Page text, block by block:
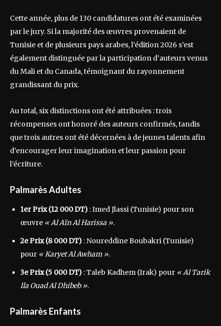
Cette année, plus de 130 candidatures ont été examinées
par le jury. Si la majorité des œuvres provenaient de
Tunisie et de plusieurs pays arabes, l’édition 2026 s’est
également distinguée par la participation d’auteurs venus
du Mali et du Canada, témoignant du rayonnement
grandissant du prix.
Au total, six distinctions ont été attribuées : trois
récompenses ont honoré des auteurs confirmés, tandis
que trois autres ont été décernées à de jeunes talents afin
d’encourager leur imagination et leur passion pour
l’écriture.
Palmarès Adultes
1er Prix (12 000 DT) : Imed Jlassi (Tunisie) pour son
œuvre « Al Aïn Al Harissa ».
2e Prix (8 000 DT) : Noureddine Boubakri (Tunisie)
pour « Karyet Al Awham ».
3e Prix (5 000 DT) : Taleb Kadhem (Irak) pour « Al Tarik
Ila Ouad Al Dhibeb ».
Palmarès Enfants